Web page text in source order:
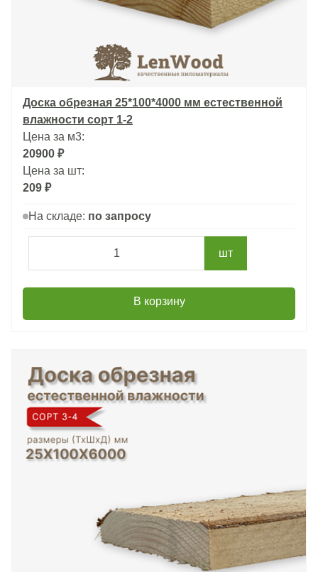
Доска обрезная 25*100*4000 мм естественной
влажности сорт 1-2
Цена за м3:
20900 ₽
Цена за шт:
209 ₽
На складе: по запросу
шт
В корзину